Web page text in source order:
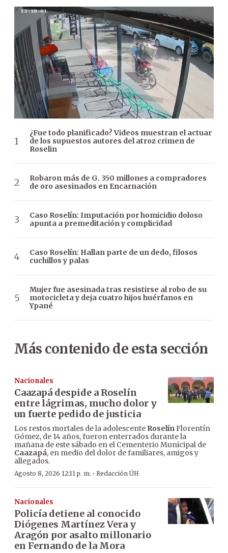
¿Fue todo planificado? Videos muestran el actuar
de los supuestos autores del atroz crimen de
Roselin
Robaron más de G. 350 millones a compradores
de oro asesinados en Encarnación
Caso Roselín: Imputación por homicidio doloso
apunta a premeditación y complicidad
Caso Roselín: Hallan parte de un dedo, filosos
cuchillos y palas
Mujer fue asesinada tras resistirse al robo de su
motocicleta y deja cuatro hijos huérfanos en
Ypané
Más contenido de esta sección
Nacionales
Caazapá despide a Roselín
entre lágrimas, mucho dolor y
un fuerte pedido de justicia
Los restos mortales de la adolescente RoselínFlorentín
Gómez, de 14 años, fueron enterrados durante la
mañana de este sábado en el Cementerio Municipal de
Caazapá, en medio del dolor de familiares, amigos y
allegados.
Agosto 8, 2026 12:11 p. m. · Redacción ÚH
Nacionales
Policía detiene al conocido
Diógenes Martínez Vera y
Aragón por asalto millonario
en Fernando de la Mora